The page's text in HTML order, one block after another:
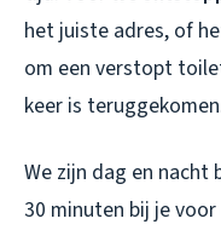
het juiste adres, of
om een verstopt
keer is
We zijn dag en nacht
30 minuten bij je